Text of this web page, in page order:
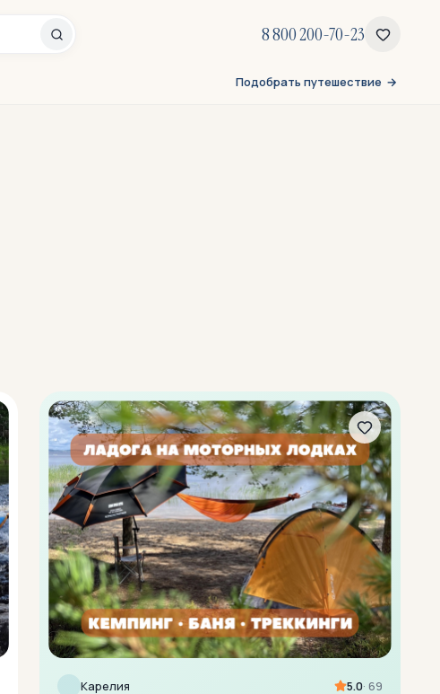
8 800 200-70-23
Подобрать путешествие
Карелия 5.0· 69